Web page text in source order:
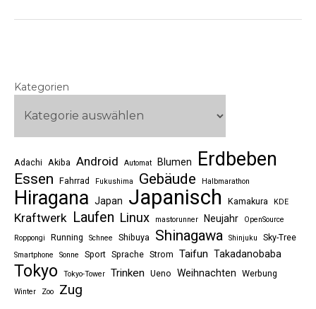
Kategorien
Adachi Akiba Android Automat Blumen Erdbeben
Essen Fahrrad Fukushima Gebäude Halbmarathon
Hiragana Japan Japanisch Kamakura KDE
Kraftwerk Laufen Linux mastorunner Neujahr
OpenSource
Roppongi
Running Schnee Shibuya Shinagawa Shinjuku Sky-Tree
Smartphone Sonne Sport Sprache Strom Taifun Takadanobaba
Tokyo Tokyo-Tower Trinken Ueno Weihnachten Werbung
Winter Zoo Zug